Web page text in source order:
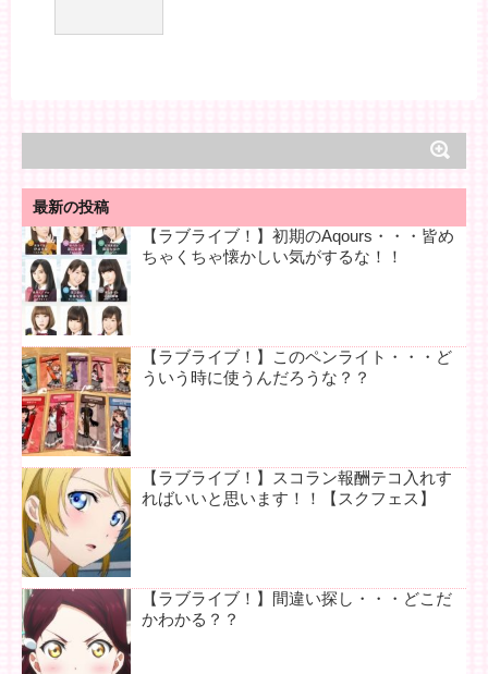
最新の投稿
【ラブライブ！】初期のAqours・・・皆め
ちゃくちゃ懐かしい気がするな！！
【ラブライブ！】このペンライト・・・ど
ういう時に使うんだろうな？？
【ラブライブ！】スコラン報酬テコ入れす
ればいいと思います！！【スクフェス】
【ラブライブ！】間違い探し・・・どこだ
かわかる？？